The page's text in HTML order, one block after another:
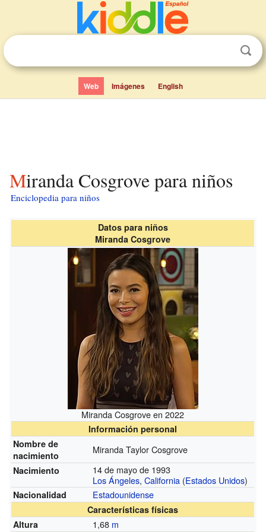
Web Imágenes English
Miranda Cosgrove para niños
Enciclopedia para niños
Datos para niños
Miranda Cosgrove
Miranda Cosgrove en 2022
Información personal
Nombre de
nacimiento
Miranda Taylor Cosgrove
Nacimiento
14 de mayo de 1993
Los Ángeles,California (Estados Unidos)
Nacionalidad Estadounidense
Características físicas
Altura
1,68 m